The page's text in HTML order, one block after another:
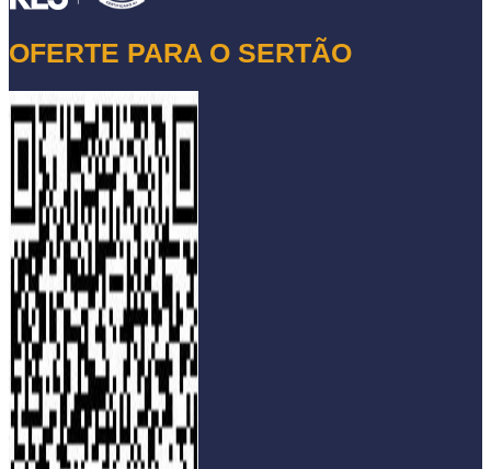
OFERTE PARA O SERTÃO